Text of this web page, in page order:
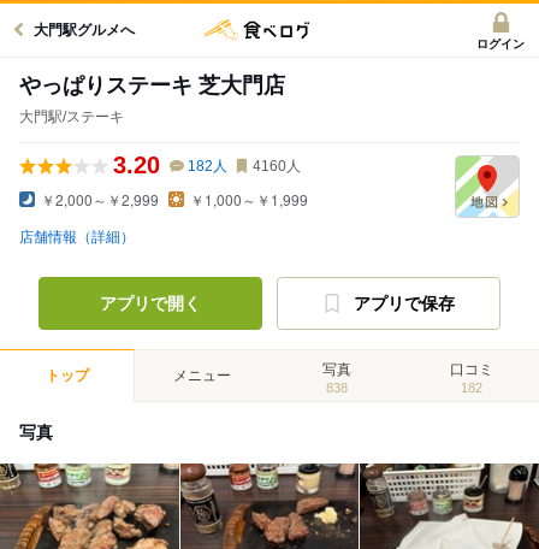
大門駅グルメへ
ログイン
やっぱりステーキ 芝大門店
大門駅/ステーキ
3.20 182 人 4160人
￥2,000～￥2,999 ￥1,000～￥1,999
店舗情報（詳細）
アプリで開く アプリで保存
トップ メニュー 写真
838
口コミ
182
写真